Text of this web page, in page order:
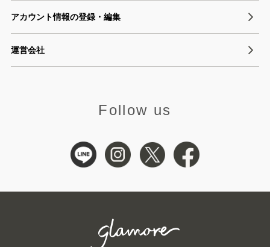
アカウント情報の登録・編集
運営会社
Follow us